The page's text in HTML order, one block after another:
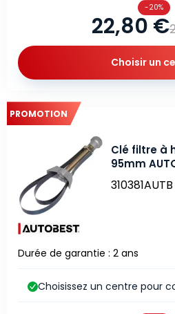
22,80 €
-20%
Choisir un
PROMOTION
Clé filtre à
95mm
310381AUTB
Durée de garantie : 2 ans
Choisissez un centre pour